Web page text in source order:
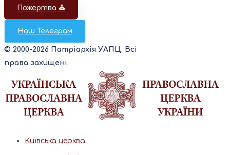
Пожертва ⛪️
Наш Телеграм
© 2000-2026 Патріархія УАПЦ. Всі
права захищені.
Київська церква